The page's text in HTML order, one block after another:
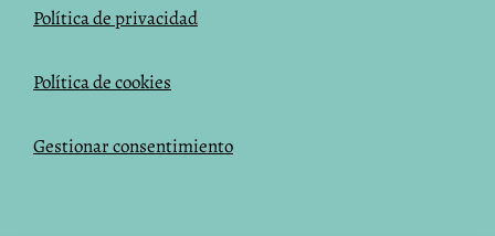
Política de privacidad
Política de cookies
Gestionar consentimiento